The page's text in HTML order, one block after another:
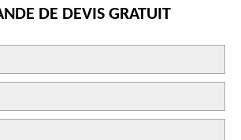
DE DEVIS GRATUIT